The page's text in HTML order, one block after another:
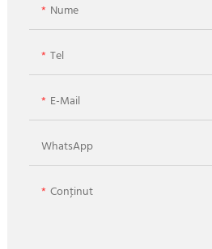
Nume
Tel
E-Mail
WhatsApp
Conţinut